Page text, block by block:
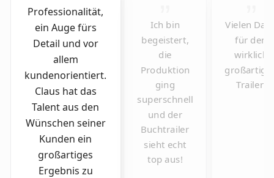
Professionalität,
ein Auge fürs
Detail und vor
allem
kundenorientiert.
Claus hat das
Talent aus den
Wünschen seiner
Kunden ein
großartiges
Ergebnis zu
Ich bin
begeistert,
die
Produktion
ging
superschnell
und der
Buchtrailer
sieht echt
top aus!
Vielen
für den
wirklich
Trailer!